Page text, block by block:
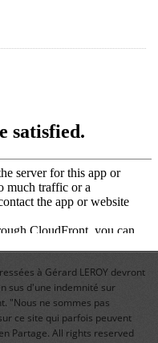
à Gérard LEROY devront
sus d'une indemnité sur
"Nous ne sommes pas
ce site qui parfois peuvent
Partage. All rights reserved